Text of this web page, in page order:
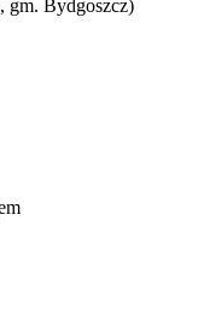
gm. Bydgoszcz)